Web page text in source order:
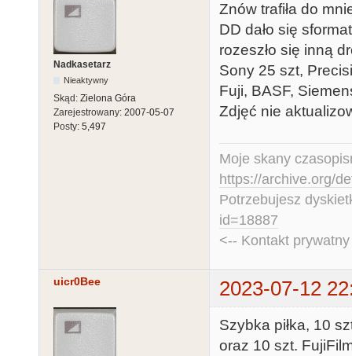
Nadkasetarz
Nieaktywny
Skąd: Zielona Góra
Zarejestrowany: 2007-05-07
Posty: 5,497
Znów trafiła do
DD dało się
rozeszło się inną
Sony 25 szt,
Fuji, BASF,
Zdjęć nie
Moje skany
https://archive.org/
Potrzebujesz
id=18887
<-- Kontakt
uicr0Bee 2023-07-12
Szybka piłka, 10
oraz 10 szt.